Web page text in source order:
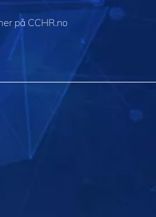
på CCHR.no